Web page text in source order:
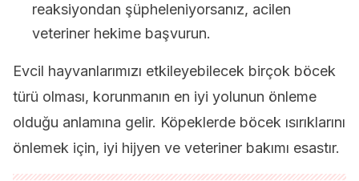
reaksiyondan şüpheleniyorsanız, acilen
veteriner hekime başvurun.
Evcil hayvanlarımızı etkileyebilecek birçok böcek
türü olması, korunmanın en iyi yolunun önleme
olduğu anlamına gelir. Köpeklerde böcek ısırıklarını
önlemek için, iyi hijyen ve veteriner bakımı esastır.